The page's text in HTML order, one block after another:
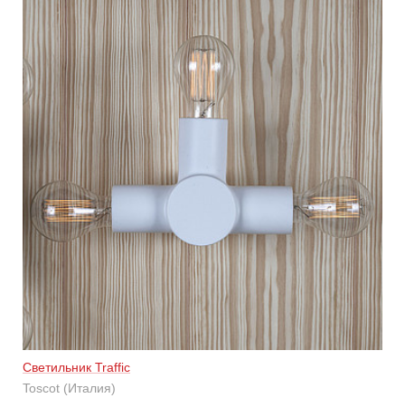
Светильник Traffic
Toscot (Италия)